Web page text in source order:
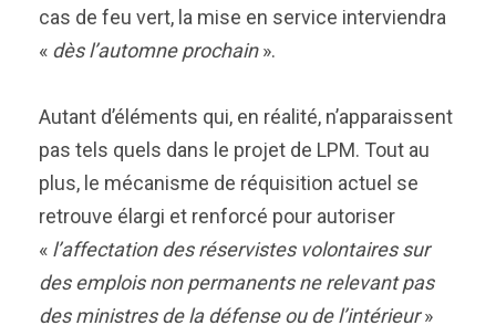
cas de feu vert, la mise en service interviendra
« dès l’automne prochain».
Autant d’éléments qui, en réalité, n’apparaissent
pas tels quels dans le projet de LPM. Tout au
plus, le mécanisme de réquisition actuel se
retrouve élargi et renforcé pour autoriser
« l’affectation des réservistes volontaires sur
des emplois non permanents ne relevant pas
des ministres de la défense ou de l’intérieur»